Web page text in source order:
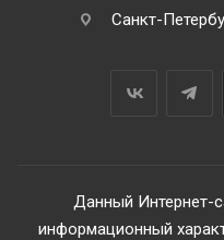
Санкт-
Данный Интернет-
информационный